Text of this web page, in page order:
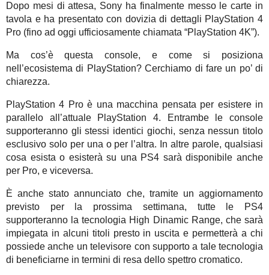
Dopo mesi di attesa, Sony ha finalmente messo le carte in
tavola e ha presentato con dovizia di dettagli PlayStation 4
Pro (fino ad oggi ufficiosamente chiamata “PlayStation 4K”).
Ma cos’è questa console, e come si posiziona
nell’ecosistema di PlayStation? Cerchiamo di fare un po’ di
chiarezza.
PlayStation 4 Pro è una macchina pensata per esistere in
parallelo all’attuale PlayStation 4. Entrambe le console
supporteranno gli stessi identici giochi, senza nessun titolo
esclusivo solo per una o per l’altra. In altre parole, qualsiasi
cosa esista o esisterà su una PS4 sarà disponibile anche
per Pro, e viceversa.
È anche stato annunciato che, tramite un aggiornamento
previsto per la prossima settimana, tutte le PS4
supporteranno la tecnologia High Dinamic Range, che sarà
impiegata in alcuni titoli presto in uscita e permetterà a chi
possiede anche un televisore con supporto a tale tecnologia
di beneficiarne in termini di resa dello spettro cromatico.